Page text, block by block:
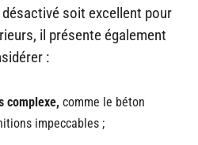
soit excellent pour
il présente également
:
complexe, comme le béton
impeccables ;